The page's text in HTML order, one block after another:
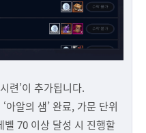
련’이 추가됩니다.
아알의 샘’ 완료, 가문 단위
70 이상 달성 시 진행할